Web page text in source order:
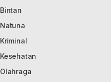
Bintan
Natuna
Kriminal
Kesehatan
Olahraga